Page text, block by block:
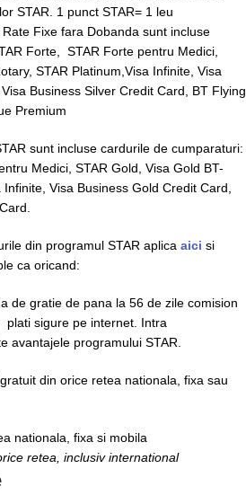
STAR. 1 punct STAR= 1 leu
Fixe fara Dobanda sunt incluse
Forte, STAR Forte pentru Medici,
STAR Platinum,Visa Infinite, Visa
Business Silver Credit Card, BT Flying
Premium
sunt incluse cardurile de cumparaturi:
Medici, STAR Gold, Visa Gold BT-
Visa Business Gold Credit Card,
din programul STAR aplica aici si
ca oricand:
de gratie de pana la 56 de zile comision
sigure pe internet. Intra
avantajele programului STAR.
din orice retea nationala, fixa sau
nationala, fixa si mobila
retea, inclusiv international